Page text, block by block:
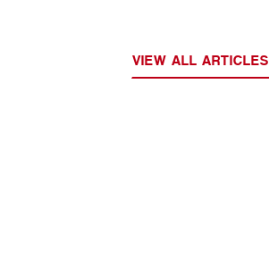
VIEW ALL ARTICLES